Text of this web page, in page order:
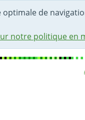
de
notre politique en